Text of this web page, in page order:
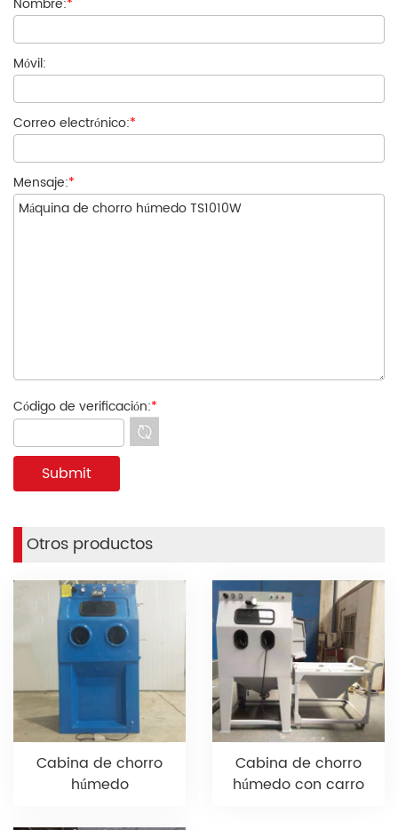
Móvil:
Correo electrónico:*
Mensaje:*
Código de verificación:*
Otros productos
Cabina de chorro
húmedo
Cabina de chorro
húmedo con carro